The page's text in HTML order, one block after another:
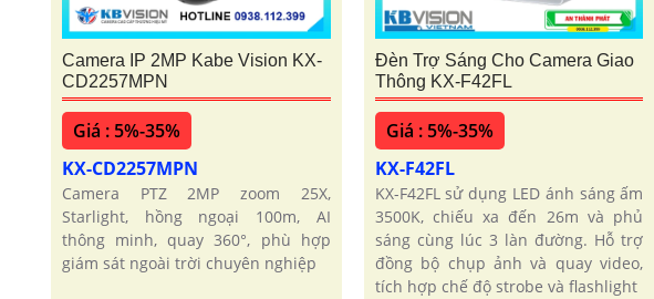
Camera IP 2MP Kabe Vision KX-
CD2257MPN
Giá : 5%-35%
KX-CD2257MPN
Camera PTZ 2MP zoom 25X,
Starlight, hồng ngoại 100m, AI
thông minh, quay 360°, phù hợp
giám sát ngoài trời chuyên nghiệp
Đèn Trợ Sáng Cho Camera Giao
Thông KX-F42FL
Giá : 5%-35%
KX-F42FL
KX-F42FL sử dụng LED ánh sáng ấm
3500K, chiếu xa đến 26m và phủ
sáng cùng lúc 3 làn đường. Hỗ trợ
đồng bộ chụp ảnh và quay video,
tích hợp chế độ strobe và flashlight